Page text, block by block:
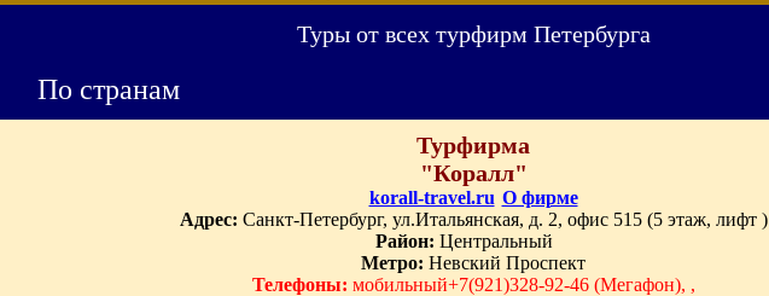
Туры от всех турфирм Петербурга
По странам
Турфирма
"Коралл"
korall-travel.ru О фирме
Адрес: Санкт-Петербург, ул.Итальянская, д. 2, офис 515 (5 этаж, лифт )
Район: Центральный
Метро: Невский Проспект
Телефоны: мобильный+7(921)328-92-46 (Мегафон), ,